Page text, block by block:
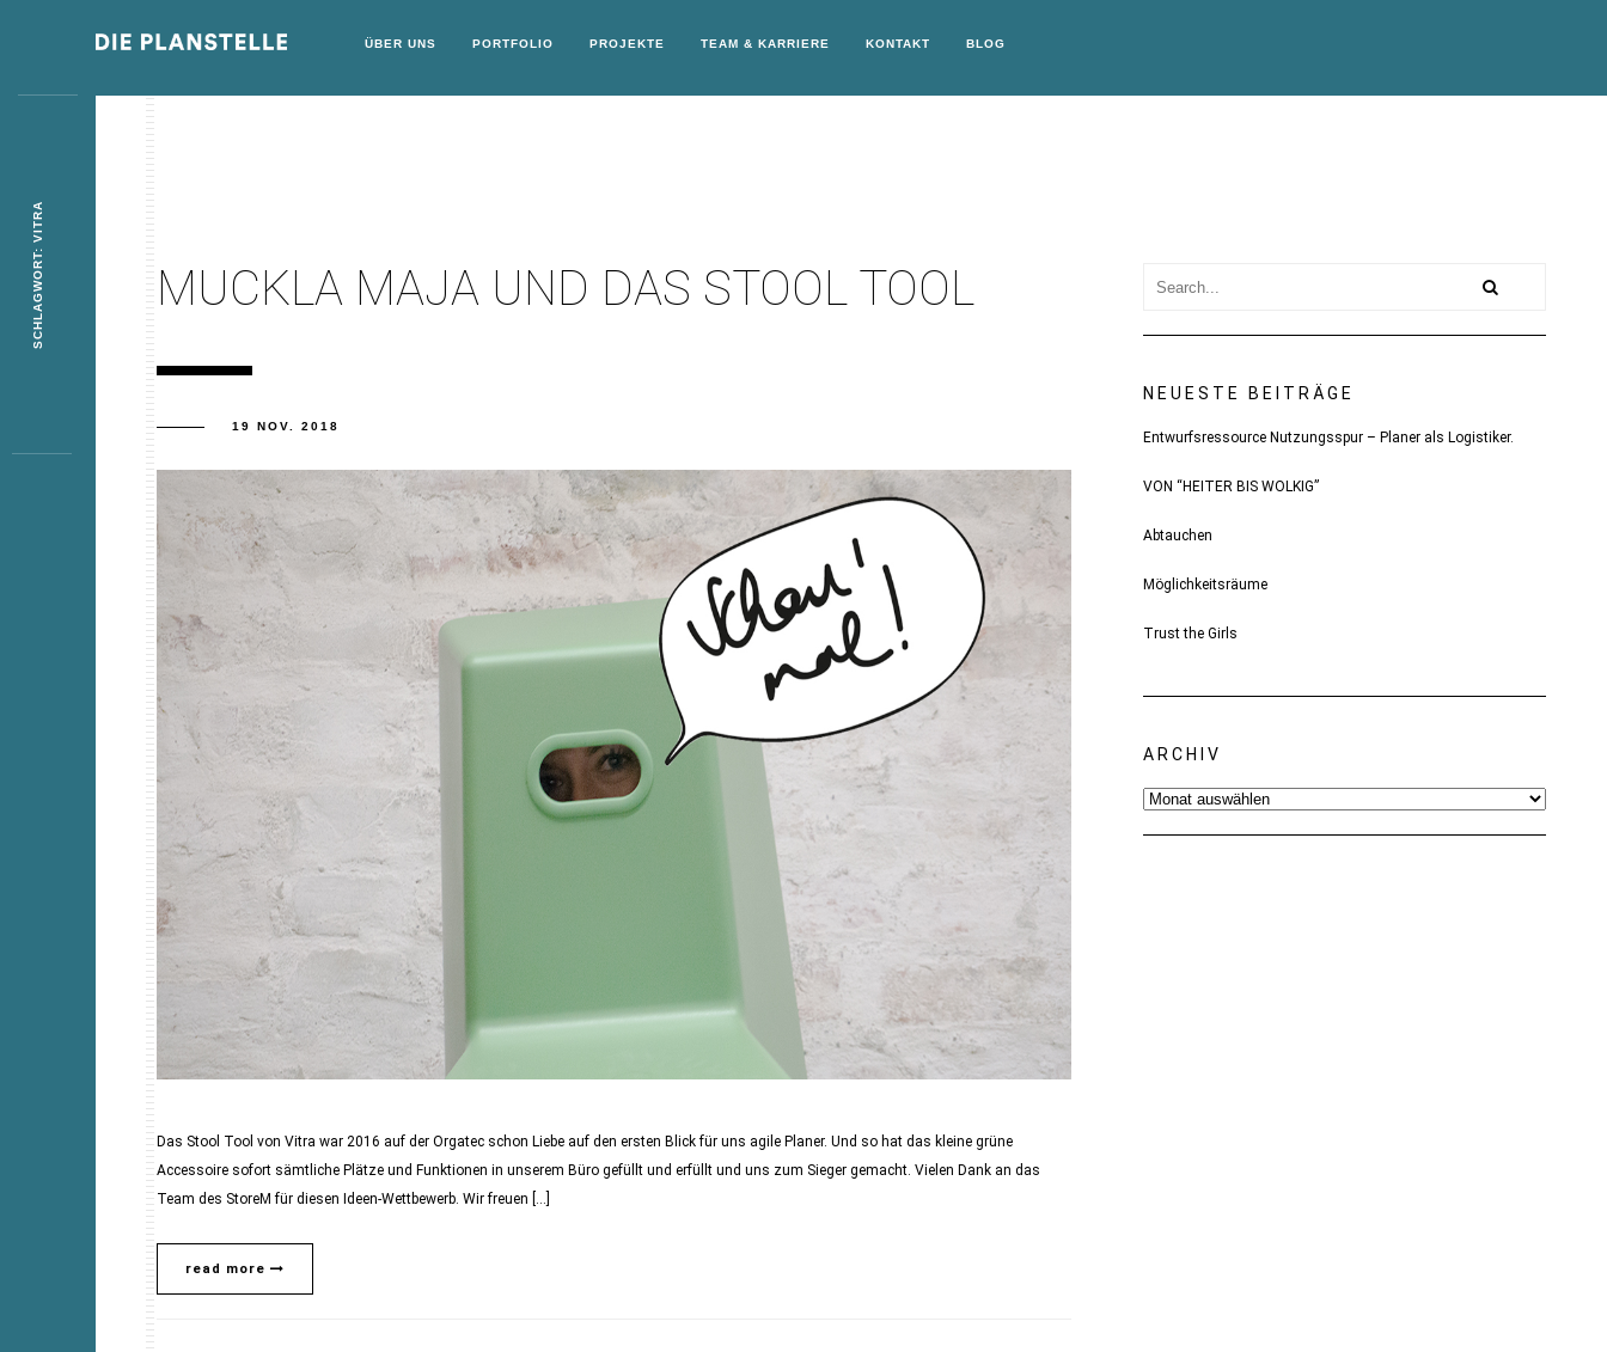
ÜBER UNS PORTFOLIO PROJEKTE TEAM & KARRIERE KONTAKT BLOG
MUCKLA MAJA UND DAS STOOL TOOL
19 NOV. 2018
Das Stool Tool von Vitra war 2016 auf der Orgatec schon Liebe auf den ersten Blick für uns agile Planer. Und so hat das kleine grüne
Accessoire sofort sämtliche Plätze und Funktionen in unserem Büro gefüllt und erfüllt und uns zum Sieger gemacht. Vielen Dank an das
Team des StoreM für diesen Ideen-Wettbewerb. Wir freuen […]
read more
NEUESTE BEITRÄGE
Entwurfsressource Nutzungsspur – Planer als Logistiker.
VON “HEITER BIS WOLKIG”
Abtauchen
Möglichkeitsräume
Trust the Girls
ARCHIV
Archiv
SCHLAGWORT: VITRA